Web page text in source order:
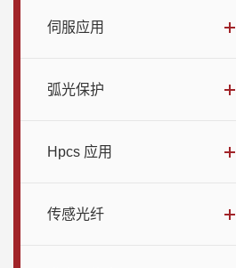
伺服应用
弧光保护
Hpcs 应用
传感光纤